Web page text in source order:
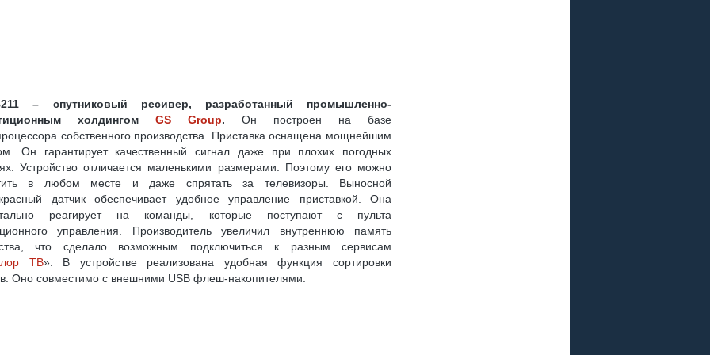
W7 (36.0° В. Д.)
ИЗОБРАЖЕНИЕ
РЕСИВЕРОМ (СТАНДАРТ DVB-S/S2)
РЫБАЛКИ, НАСТРОЙКА СПУТНИКОВОЙ РЫБАЛКИ
СПУТНИКОВЫЕ ПРОВАЙДЕРЫ ПОЧЕМУ У РЕСИВЕРОВ ДВА КОНВЕРТЕРНЫХ РАЗЪЕМА ?
CI+ ДЛЯ ПРОСМОТРА ТРИКОЛОР ТВ НА ТЕЛЕВИЗОРЕ С DVB-S2
ТВ КАК ПЕРЕВЕСТИ 3G(4G)-МОДЕМ В РЕЖИМ «ТОЛЬКО МОДЕМ»
ПИТАНИЯ USB-COM (RS-232) ПЕРЕХОДНИК: ДЕЛАЕМ САМОСТОЯТЕЛЬНО
ТРИКОЛОР ТВ НА РЕСИВЕРАХ GS E501/GS C591, GS U510, GS U210, GS B210, GS B211
«OTAU TV»
ЛИЧНОЙ БЕЗОПАСНОСТИ ОБЛАДАТЕЛЕЙ ТЕЛЕВИЗОРОВ
TOPFIELD
– спутниковый ресивер, разработанный промышленно-
холдингом GS Group. Он построен на базе
собственного производства. Приставка оснащена мощнейшим
Он гарантирует качественный сигнал даже при плохих погодных
Устройство отличается маленькими размерами. Поэтому его можно
в любом месте и даже спрятать за телевизоры. Выносной
датчик обеспечивает удобное управление приставкой. Она
реагирует на команды, которые поступают с пульта
управления. Производитель увеличил внутреннюю память
что сделало возможным подключиться к разным сервисам
ТВ». В устройстве реализована удобная функция сортировки
Оно совместимо с внешними USB флеш-накопителями.